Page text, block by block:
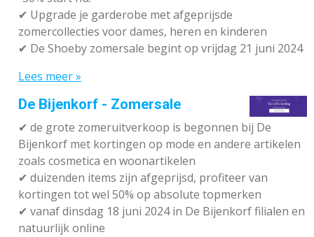
✔ Upgrade je garderobe met afgeprijsde
zomercollecties voor dames, heren en kinderen
✔ De Shoeby zomersale begint op vrijdag 21 juni 2024
Lees meer »
De Bijenkorf - Zomersale
✔ de grote zomeruitverkoop is begonnen bij De
Bijenkorf met kortingen op mode en andere artikelen
zoals cosmetica en woonartikelen
✔ duizenden items zijn afgeprijsd, profiteer van
kortingen tot wel 50% op absolute topmerken
✔ vanaf dinsdag 18 juni 2024 in De Bijenkorf filialen en
natuurlijk online